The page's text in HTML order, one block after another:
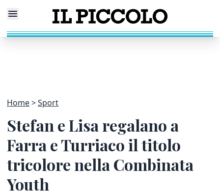
Home Sport
Stefan e Lisa regalano a
Farra e Turriaco il titolo
tricolore nella Combinata
Youth